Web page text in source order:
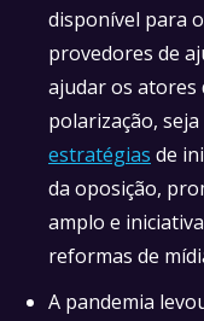
disponível para
provedores de
ajudar os atores
polarização,
estratégias de
da oposição,
amplo e
reformas de
A pandemia